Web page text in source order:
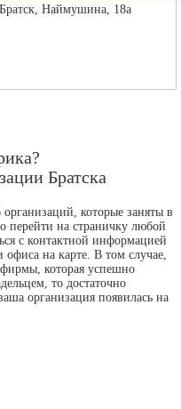
Наймушина, 18а
Братска
которые заняты в
перейти на страничку любой
с контактной информацией
на карте. В том случае,
которая успешно
то достаточно
организация появилась на